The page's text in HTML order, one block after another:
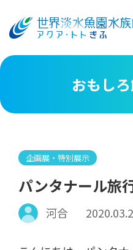
おもし
企画展・特別展示
パンタナール
河合